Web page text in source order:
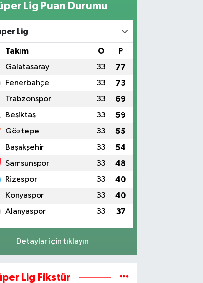
Lig Puan Durumu
Lig
Takım O P
Galatasaray 33 77
Fenerbahçe 33 73
Trabzonspor 33 69
Beşiktaş 33 59
Göztepe 33 55
Başakşehir 33 54
Samsunspor 33 48
Rizespor 33 40
Konyaspor 33 40
Alanyaspor 33 37
Detaylar için tıklayın
Lig Fikstür